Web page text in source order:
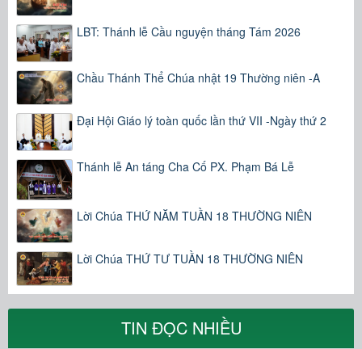
LBT: Thánh lễ Cầu nguyện tháng Tám 2026
Chầu Thánh Thể Chúa nhật 19 Thường niên -A
Đại Hội Giáo lý toàn quốc lần thứ VII -Ngày thứ 2
Thánh lễ An táng Cha Cố PX. Phạm Bá Lễ
Lời Chúa THỨ NĂM TUẦN 18 THƯỜNG NIÊN
Lời Chúa THỨ TƯ TUẦN 18 THƯỜNG NIÊN
TIN ĐỌC NHIỀU